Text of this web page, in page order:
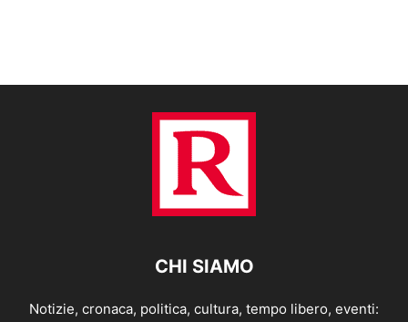
CHI SIAMO
Notizie, cronaca, politica, cultura, tempo libero, eventi: